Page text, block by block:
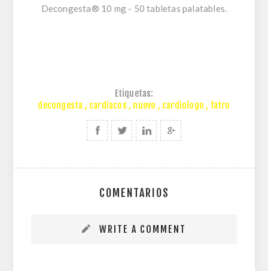
Decongesta® 10 mg - 50 tabletas palatables.
Etiquetas:
decongesta , cardíacos , nuevo , cardiologo , fatro
COMENTARIOS
WRITE A COMMENT